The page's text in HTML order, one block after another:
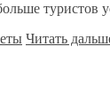
туристов
Читать